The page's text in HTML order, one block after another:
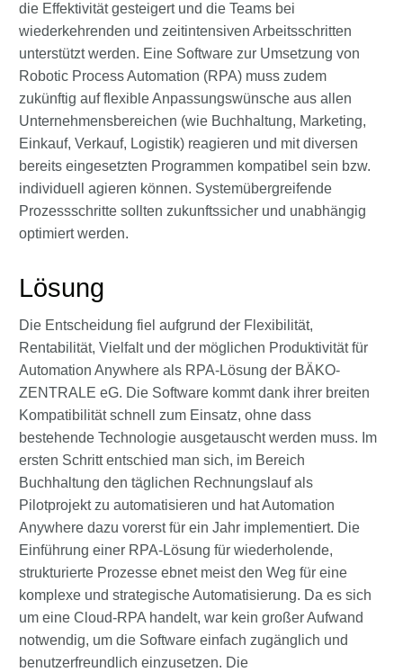
die Effektivität gesteigert und die Teams bei
wiederkehrenden und zeitintensiven Arbeitsschritten
unterstützt werden. Eine Software zur Umsetzung von
Robotic Process Automation (RPA) muss zudem
zukünftig auf flexible Anpassungswünsche aus allen
Unternehmensbereichen (wie Buchhaltung, Marketing,
Einkauf, Verkauf, Logistik) reagieren und mit diversen
bereits eingesetzten Programmen kompatibel sein bzw.
individuell agieren können. Systemübergreifende
Prozessschritte sollten zukunftssicher und unabhängig
optimiert werden.
Lösung
Die Entscheidung fiel aufgrund der Flexibilität,
Rentabilität, Vielfalt und der möglichen Produktivität für
Automation Anywhere als RPA-Lösung der BÄKO-
ZENTRALE eG. Die Software kommt dank ihrer breiten
Kompatibilität schnell zum Einsatz, ohne dass
bestehende Technologie ausgetauscht werden muss. Im
ersten Schritt entschied man sich, im Bereich
Buchhaltung den täglichen Rechnungslauf als
Pilotprojekt zu automatisieren und hat Automation
Anywhere dazu vorerst für ein Jahr implementiert. Die
Einführung einer RPA-Lösung für wiederholende,
strukturierte Prozesse ebnet meist den Weg für eine
komplexe und strategische Automatisierung. Da es sich
um eine Cloud-RPA handelt, war kein großer Aufwand
notwendig, um die Software einfach zugänglich und
benutzerfreundlich einzusetzen. Die